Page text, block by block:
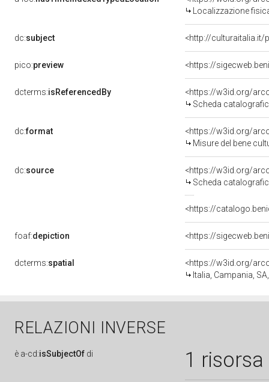
Localizzazione
dc:subject <http://culturaitalia.it/
pico:preview <https://
dcterms:isReferencedBy
<https://w3id.org/
Scheda
dc:format
<https://w3id.org/
Misure del bene
dc:source
<https://w3id.org/
Scheda
<https://
foaf:depiction <https://
dcterms:spatial
<https://w3id.org/
Italia, Campania,
RELAZIONI INVERSE
è a-cd:isSubjectOf di 1 risorsa